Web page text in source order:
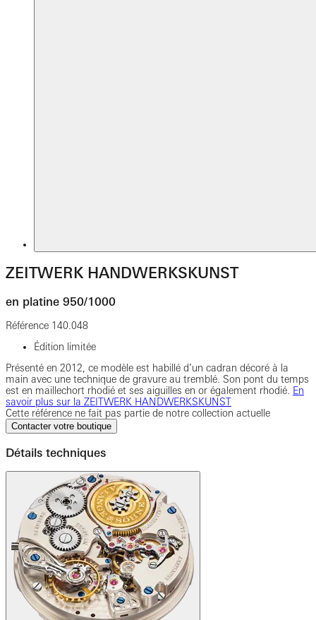
ZEITWERK HANDWERKSKUNST
en platine 950/1000
Référence 140.048
Édition limitée
Présenté en 2012, ce modèle est habillé d’un cadran décoré à la
main avec une technique de gravure au tremblé. Son pont du temps
est en maillechort rhodié et ses aiguilles en or également rhodié. En
savoir plus sur la ZEITWERK HANDWERKSKUNST
Cette référence ne fait pas partie de notre collection actuelle
Contacter votre boutique
Détails techniques